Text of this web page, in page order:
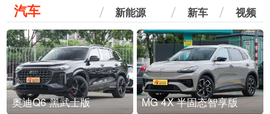
汽车 新能源 新车 视频
奥迪Q6 黑武士版 MG 4X 半固态智享版